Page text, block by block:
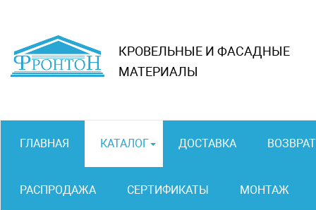
КРОВЕЛЬНЫЕ И ФАСАДНЫЕ
МАТЕРИАЛЫ
ГЛАВНАЯ КАТАЛОГ ДОСТАВКА ВОЗВРАТ
РАСПРОДАЖА СЕРТИФИКАТЫ МОНТАЖ